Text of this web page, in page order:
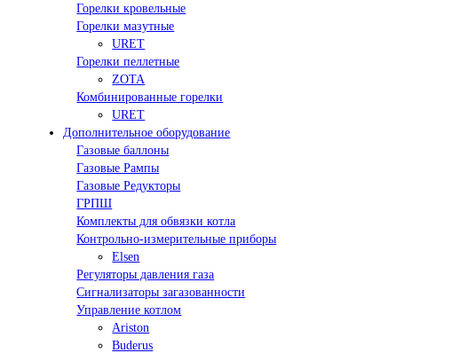
Горелки кровельные
Горелки мазутные
URET
Горелки пеллетные
ZOTA
Комбинированные горелки
URET
Дополнительное оборудование
Газовые баллоны
Газовые Рампы
Газовые Редукторы
ГРПШ
Комплекты для обвязки котла
Контрольно-измерительные приборы
Elsen
Регуляторы давления газа
Сигнализаторы загазованности
Управление котлом
Ariston
Buderus